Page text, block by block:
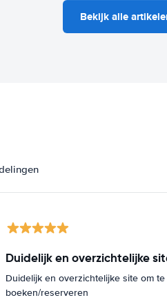
Bekijk alle
Duidelijk en overzichtelijke
Duidelijk en overzichtelijke site om te
boeken/reserveren